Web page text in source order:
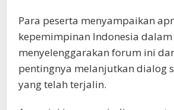
Para peserta menyampaikan
kepemimpinan Indonesia dalam
menyelenggarakan forum ini
pentingnya melanjutkan dialog
yang telah terjalin.